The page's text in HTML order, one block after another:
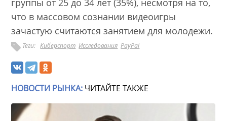
что в массовом сознании видеоигры
зачастую считаются занятием для молодежи.
Теги: Киберспорт Исследования PayPal
НОВОСТИ РЫНКА: ЧИТАЙТЕ ТАКЖЕ